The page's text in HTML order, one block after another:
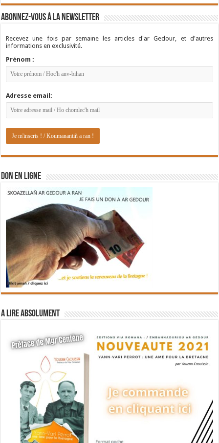
Abonnez-vous à la newsletter
Recevez une fois par semaine les articles d'ar Gedour, et d'autres
informations en exclusivité.
Prénom :
Adresse email:
DON EN LIGNE
A lire absolument